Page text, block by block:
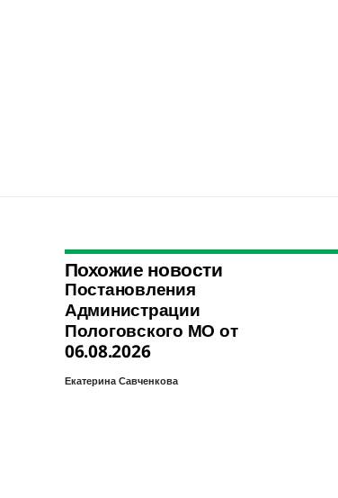
Похожие новости
Постановления
Администрации
Пологовского МО от
06.08.2026
Екатерина Савченкова